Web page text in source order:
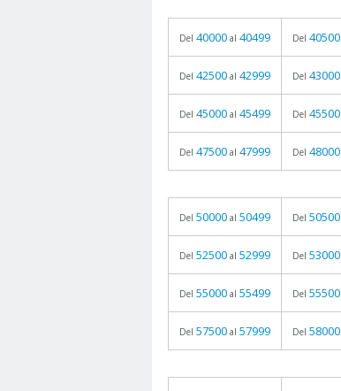
Del 40000 al 40499 Del 40500
Del 42500 al 42999 Del 43000
Del 45000 al 45499 Del 45500
Del 47500 al 47999 Del 48000
Del 50000 al 50499 Del 50500
Del 52500 al 52999 Del 53000
Del 55000 al 55499 Del 55500
Del 57500 al 57999 Del 58000